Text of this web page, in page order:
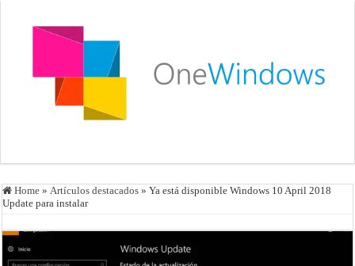
Home » Artículos destacados » Ya está disponible Windows 10 April 2018
Update para instalar